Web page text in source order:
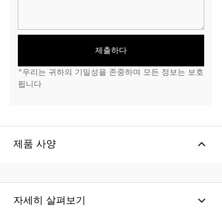
제출하다
*우리는 귀하의 기밀성을 존중하며 모든 정보는 보호
됩니다.
제품 사양
자세히 살펴보기